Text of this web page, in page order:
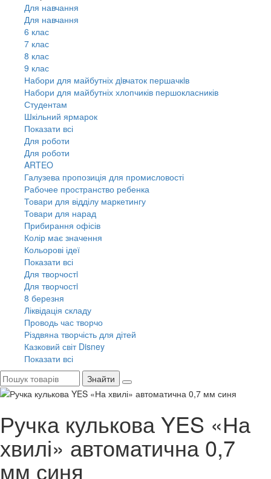
Для навчання
Для навчання
6 клас
7 клас
8 клас
9 клас
Набори для майбутніх дiвчаток першачкiв
Набори для майбутніх хлопчиків першокласників
Студентам
Шкільний ярмарок
Показати всі
Для роботи
Для роботи
ARTEO
Галузева пропозиція для промисловості
Рабочее пространство ребенка
Товари для відділу маркетингу
Товари для нарад
Прибирання офісів
Колір має значення
Кольорові ідеї
Показати всі
Для творчостi
Для творчостi
8 березня
Ліквідація складу
Проводь час творчо
Різдвяна творчість для дітей
Казковий світ Disney
Показати всі
Знайти
Ручка кулькова YES «На
хвилі» автоматична 0,7
мм синя